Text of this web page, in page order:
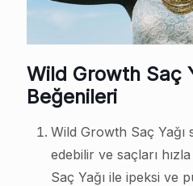
Wild Growth Saç
Beğenileri
Wild Growth Saç Yağı
edebilir ve saçları
Saç Yağı ile ipeksi ve